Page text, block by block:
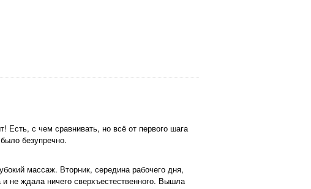
Есть, с чем сравнивать, но всё от первого шага
безупречно.
массаж. Вторник, середина рабочего дня,
не ждала ничего сверхъестественного. Вышла